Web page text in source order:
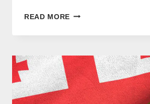
READ MORE ᲔᲡᲞᲐᲜᲣᲠᲘ
ᲗᲐᲠᲯᲘᲛᲐᲜᲘ
577
546
577